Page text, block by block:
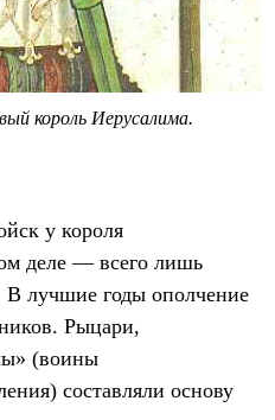
король Иерусалима.
у короля
деле — всего лишь
В лучшие годы ополчение
Рыцари,
(воины
составляли основу